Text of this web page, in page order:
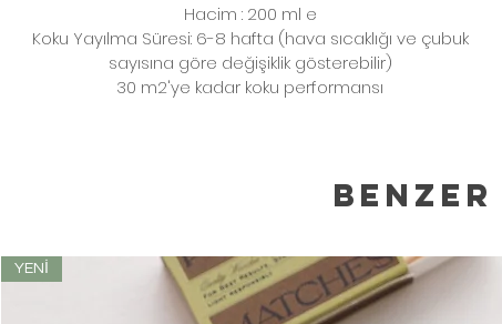
Hacim : 200 ml e
Koku Yayılma Süresi: 6-8 hafta (hava sıcaklığı ve çubuk
sayısına göre değişiklik gösterebilir)
30 m2'ye kadar koku performansı
YENİ